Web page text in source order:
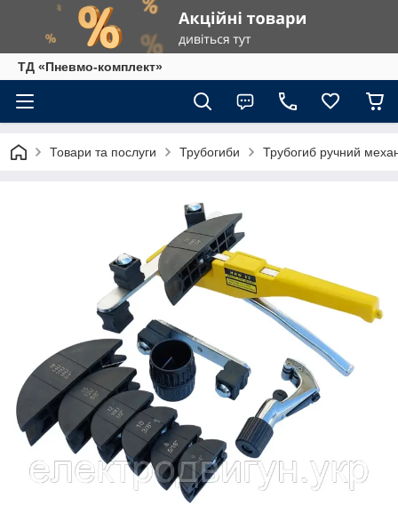
ТД «Пневмо-комплект»
Товари та послуги Трубогиби Трубогиб ручний